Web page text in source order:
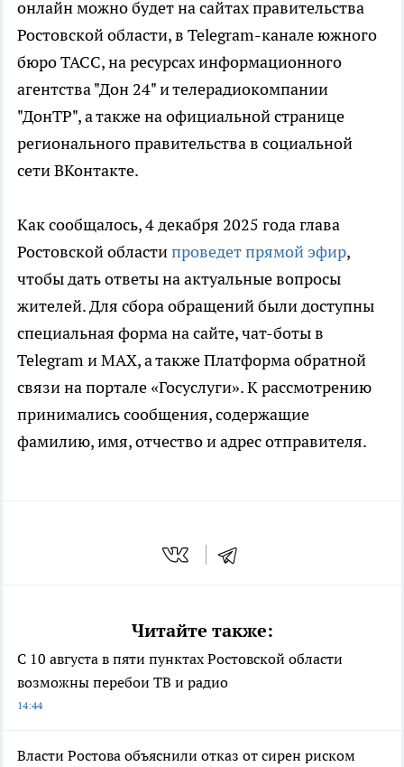
онлайн можно будет на сайтах правительства
Ростовской области, в Telegram-канале южного
бюро ТАСС, на ресурсах информационного
агентства "Дон 24" и телерадиокомпании
"ДонТР", а также на официальной странице
регионального правительства в социальной
сети ВКонтакте.
Как сообщалось, 4 декабря 2025 года глава
Ростовской областипроведет прямой эфир,
чтобы дать ответы на актуальные вопросы
жителей. Для сбора обращений были доступны
специальная форма на сайте, чат-боты в
Telegram и MAX, а также Платформа обратной
связи на портале «Госуслуги». К рассмотрению
принимались сообщения, содержащие
фамилию, имя, отчество и адрес отправителя.
Читайте также:
С 10 августа в пяти пунктах Ростовской области
возможны перебои ТВ и радио
14:44
Власти Ростова объяснили отказ от сирен риском